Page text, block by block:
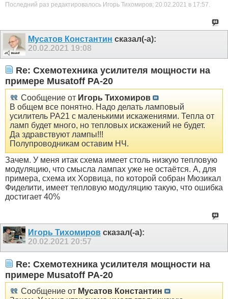
Последний раз редактировалось Игорь Тихомиров; 20.02.2021 в 17:57.
Мусатов Константин сказал(-а):
20.02.2021 19:08
Re: Схемотехника усилителя мощности на
примере Musatoff PA-20
Сообщение от Игорь Тихомиров
В общем все понятно. Надо делать ламповый
усилитель РА21 с маленькими искажениями. Тепла от
ламп будет много, но тепловых искажений не будет.
Да здравствуют лампы!!!
Полупроводникам оставим НЧ.
Зачем. У меня итак схема имеет столь низкую тепловую
модуляцию, что смысла лампах уже не остаётся. А, для
примера, схема их Хорвица, по которой собран Мюзикал
Фиделити, имеет тепловую модуляцию такую, что ошибка
достигает 40%
Игорь Тихомиров сказал(-а):
20.02.2021 20:57
Re: Схемотехника усилителя мощности на
примере Musatoff PA-20
Сообщение от Мусатов Константин